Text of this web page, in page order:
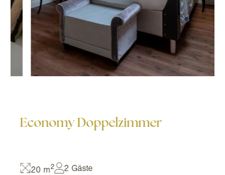
Economy Doppelzimmer
20 m2 2 Gäste